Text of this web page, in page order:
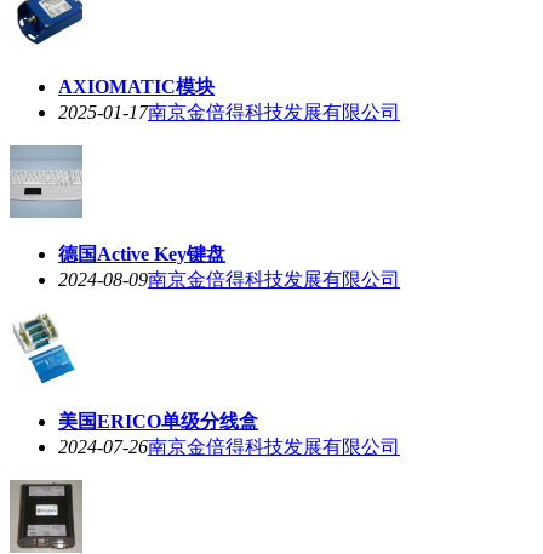
AXIOMATIC模块
2025-01-17南京金倍得科技发展有限公司
德国Active Key键盘
2024-08-09南京金倍得科技发展有限公司
美国ERICO单级分线盒
2024-07-26南京金倍得科技发展有限公司